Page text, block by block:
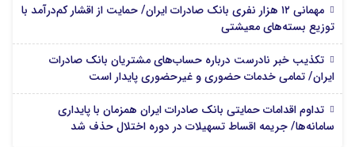
مهمانی ۱۲ هزار نفری بانک صادرات ایران/ حمایت از اقشار کم‌درآمد با
توزیع بسته‌های معیشتی
تکذیب خبر نادرست درباره حساب‌های مشتریان بانک صادرات
ایران/ تمامی خدمات حضوری و غیرحضوری پایدار است
تداوم اقدامات حمایتی بانک صادرات ایران همزمان با پایداری
سامانه‌ها/ جریمه اقساط تسهیلات در دوره اختلال حذف شد